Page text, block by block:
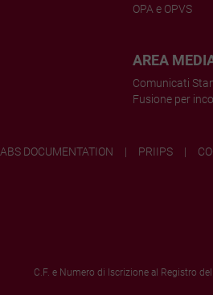
OPA e OPVS
AREA
Comunicati
Fusione per
ABS DOCUMENTATION PRIIPS
C.F. e Numero di Iscrizione al Registro